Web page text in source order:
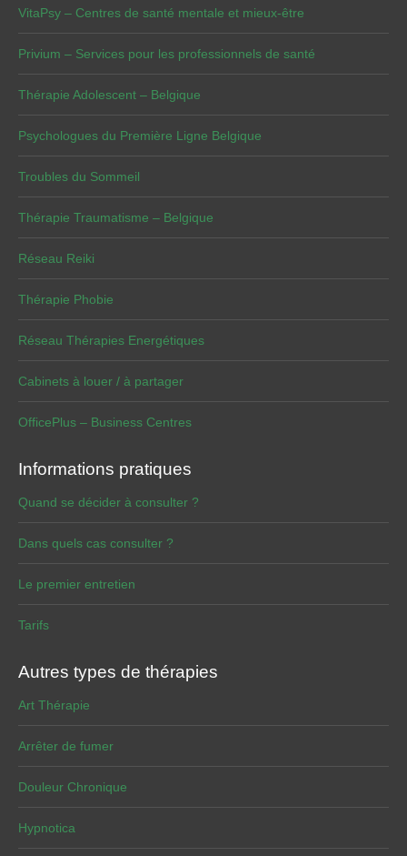
VitaPsy – Centres de santé mentale et mieux-être
Privium – Services pour les professionnels de santé
Thérapie Adolescent – Belgique
Psychologues du Première Ligne Belgique
Troubles du Sommeil
Thérapie Traumatisme – Belgique
Réseau Reiki
Thérapie Phobie
Réseau Thérapies Energétiques
Cabinets à louer / à partager
OfficePlus – Business Centres
Informations pratiques
Quand se décider à consulter ?
Dans quels cas consulter ?
Le premier entretien
Tarifs
Autres types de thérapies
Art Thérapie
Arrêter de fumer
Douleur Chronique
Hypnotica